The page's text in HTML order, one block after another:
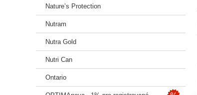
Nature’s Protection
Nutram
Nutra Gold
Nutri Can
Ontario